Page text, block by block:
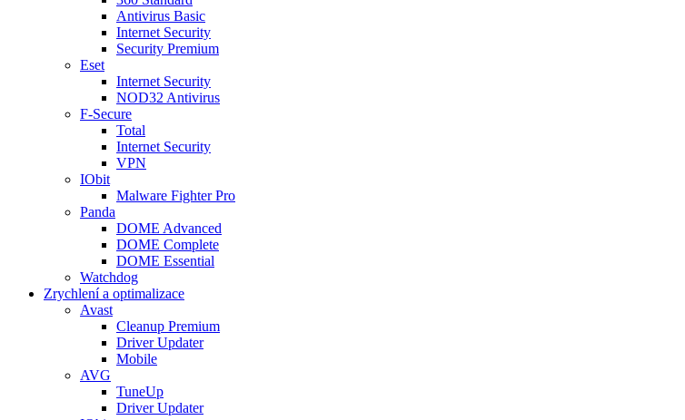
Antivirus Basic
Internet Security
Security Premium
Eset
Internet Security
NOD32 Antivirus
F-Secure
Total
Internet Security
VPN
IObit
Malware Fighter Pro
Panda
DOME Advanced
DOME Complete
DOME Essential
Watchdog
Zrychlení a optimalizace
Avast
Cleanup Premium
Driver Updater
Mobile
AVG
TuneUp
Driver Updater